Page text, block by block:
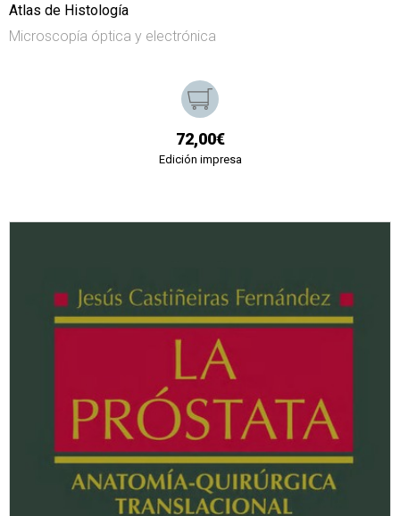
Atlas de Histología
Microscopía óptica y electrónica
72,00€
Edición impresa